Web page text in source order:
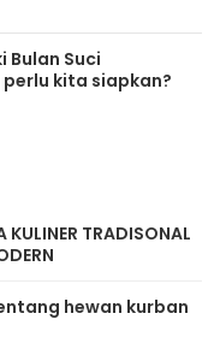
Bulan Suci
kita siapkan?
KULINER TRADISONAL
hewan kurban